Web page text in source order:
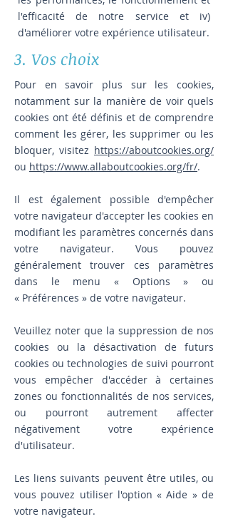
l'efficacité de notre service et iv)
d'améliorer votre expérience utilisateur.
3. Vos choix
Pour en savoir plus sur les cookies,
notamment sur la manière de voir quels
cookies ont été définis et de comprendre
comment les gérer, les supprimer ou les
bloquer, visitez https://aboutcookies.org/
ou https://www.allaboutcookies.org/fr/.
Il est également possible d'empêcher
votre navigateur d'accepter les cookies en
modifiant les paramètres concernés dans
votre navigateur. Vous pouvez
généralement trouver ces paramètres
dans le menu « Options» ou
« Préférences » de votre navigateur.
Veuillez noter que la suppression de nos
cookies ou la désactivation de futurs
cookies ou technologies de suivi pourront
vous empêcher d'accéder à certaines
zones ou fonctionnalités de nos services,
ou pourront autrement affecter
négativement votre expérience
d'utilisateur.
Les liens suivants peuvent être utiles, ou
vous pouvez utiliser l'option«Aide »de
votre navigateur.